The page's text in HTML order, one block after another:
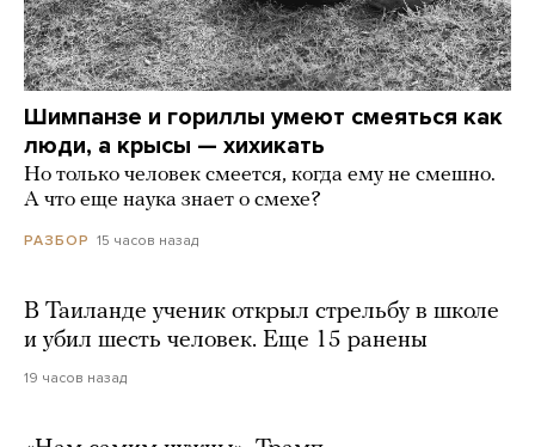
Шимпанзе и гориллы умеют смеяться как
люди, а крысы — хихикать
Но только человек смеется, когда ему не смешно.
А что еще наука знает о смехе?
РАЗБОР 15 часов назад
В Таиланде ученик открыл стрельбу в школе
и убил шесть человек. Еще 15 ранены
19 часов назад